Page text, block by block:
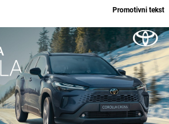
Promotivni tekst